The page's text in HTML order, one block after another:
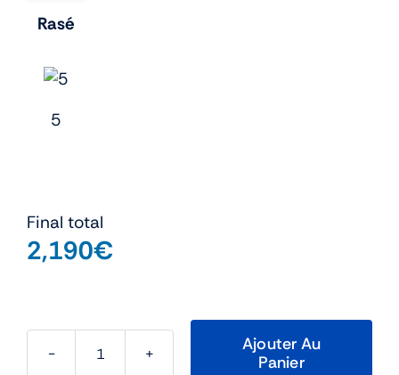
Rasé
5
Final total
2,190€
quantité
Ajouter Au
Panier